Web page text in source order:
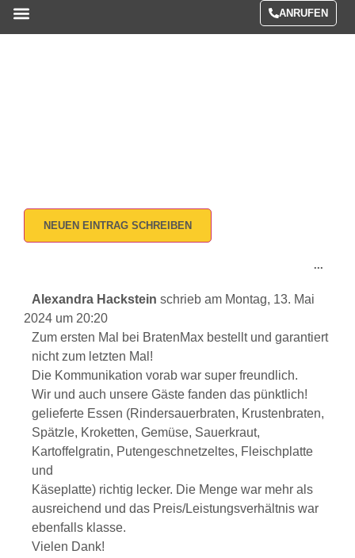
ANRUFEN
Alexandra Hackstein schrieb am Montag, 13. Mai
2024 um 20:20
Zum ersten Mal bei BratenMax bestellt und garantiert
nicht zum letzten Mal!
Die Kommunikation vorab war super freundlich.
Wir und auch unsere Gäste fanden das pünktlich!
gelieferte Essen (Rindersauerbraten, Krustenbraten,
Spätzle, Kroketten, Gemüse, Sauerkraut,
Kartoffelgratin, Putengeschnetzeltes, Fleischplatte
und
Käseplatte) richtig lecker. Die Menge war mehr als
ausreichend und das Preis/Leistungsverhältnis war
ebenfalls klasse.
Vielen Dank!
...